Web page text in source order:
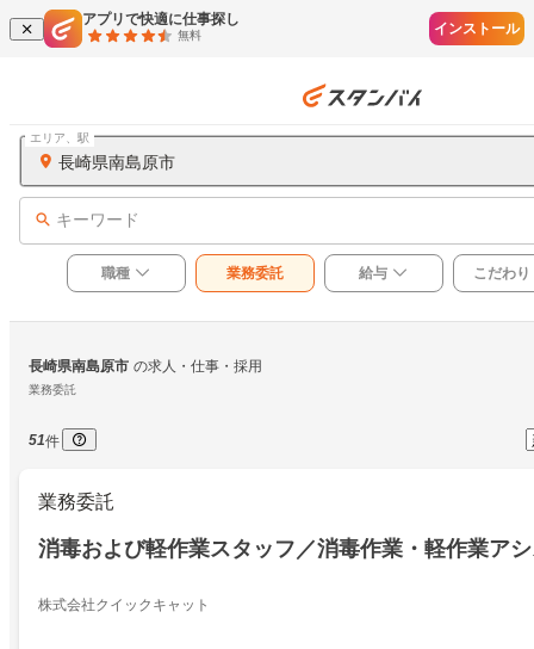
アプリで快適に仕事探し
無料 インストール
長崎県南島原市
エリア、駅
キーワード
職種 業務委託 給与 こだわり
長崎県南島原市 の求人・仕事・採用
業務委託
51件
業務委託
消毒および軽作業スタッフ／消毒作業・軽作業ア
株式会社クイックキャット